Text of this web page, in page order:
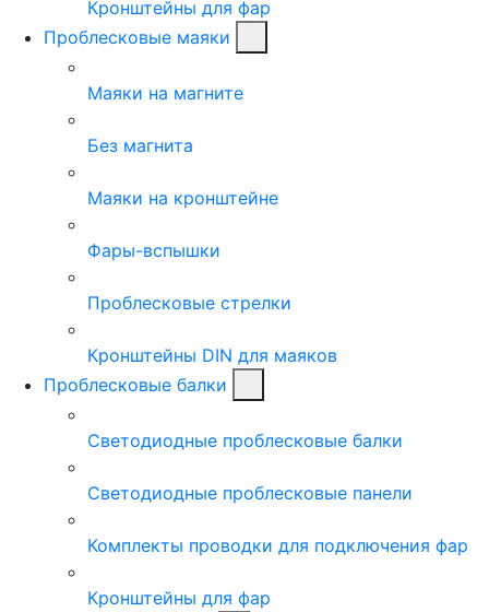
Кронштейны для фар
Проблесковые маяки
Маяки на магните
Без магнита
Маяки на кронштейне
Фары-вспышки
Проблесковые стрелки
Кронштейны DIN для маяков
Проблесковые балки
Светодиодные проблесковые балки
Светодиодные проблесковые панели
Комплекты проводки для подключения фар
Кронштейны для фар